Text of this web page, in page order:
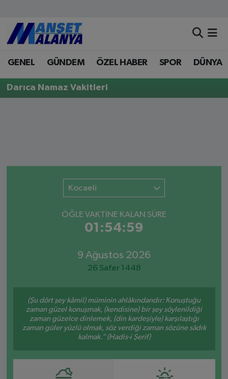
GENEL GÜNDEM ÖZEL HABER SPOR DÜNYA
Darıca Namaz Vakitleri
Kocaeli
ÖĞLE VAKTİNE KALAN SÜRE
01:54:59
9 Ağustos 2026
26 Safer 1448
(Şu dört şey kâmil) müminin ahlâkındandır: Konuştuğu
zaman güzel konuşmak, (kendisine) bir şey söylenildiği
zaman güzelce dinlemek, (din kardeşiyle) karşılaştığı
zaman güler yüzlü olmak, söz verdiği zaman sözüne sâdık
kalmak.” (Hadis-i Şerif)
Antalya Nöbetçi Eczaneler
Antalya Hava Durumu
Antalya Namaz Vakitleri
Tüm Manşetler